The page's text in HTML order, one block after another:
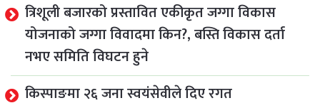
त्रिशूली बजारको प्रस्तावित एकीकृत जग्गा विकास
योजनाको जग्गा विवादमा किन?, बस्ति विकास दर्ता
नभए समिति विघटन हुने
किस्पाङमा २६ जना स्वयंसेवीले दिए रगत